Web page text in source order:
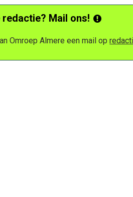
Mail ons!
Omroep Almere een mail op